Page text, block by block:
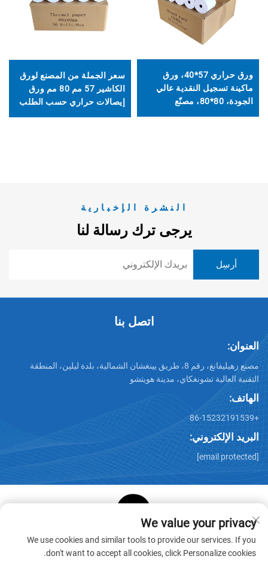
ورق حراري 57*40، ورق
ماكينة تسجيل النقدية عالي
الجودة، 80*80، مصنّع
محترف، لفافة ورق حراري
سعر الجملة من المصنع لورق
الكاشير 57 مم 80 مم ورق
إيصالات حراري حسب الطلب
النشرة الإخبارية
يرجى ترك رسالة لنا
اتصل بنا
العنوان:
مصنع زهيليفانغ، رقم 8، طريق يينغشان الشمالية، بلدة ليلين، المنطقة
التقنية العالية تشونغكاي، مدينة هويتشو
الهاتف:
+86-15232191539
البريد الإلكتروني:
[email protected]
حقوق الطبع والنشر © شركة هويتشو ستار كيوب لمنتجات الورق
المحدودة. جميع الحقوق محفوظة -سياسة الخصوصية-المدونة
We value your privacy
We use cookies and similar tools to provide our services. If you
don't want to accept all cookies, click Personalize cookies.